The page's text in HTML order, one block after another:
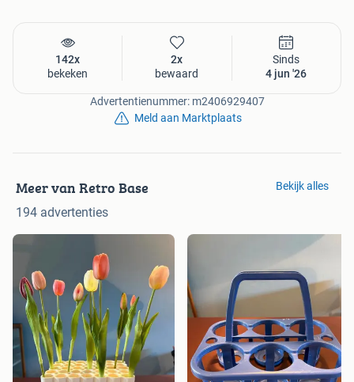
142x
bekeken
2x
bewaard
Sinds
4 jun '26
Advertentienummer: m2406929407
Meld aan Marktplaats
Meer van Retro Base
194 advertenties
Bekijk alles